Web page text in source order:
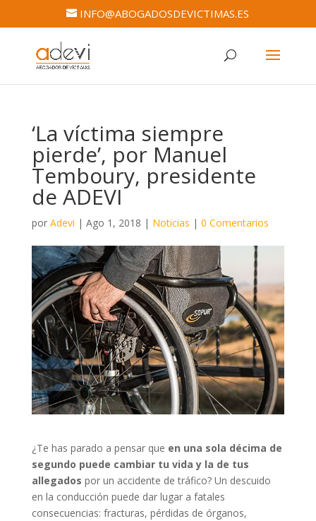
INFO@ABOGADOSDEVICTIMAS.ES
‘La víctima siempre
pierde’, por Manuel
Temboury, presidente
de ADEVI
por Adevi | Ago 1, 2018 | Noticias | 0 Comentarios
¿Te has parado a pensar que en una sola décima de
segundo puede cambiar tu vida y la de tus
allegados por un accidente de tráfico? Un descuido
en la conducción puede dar lugar a fatales
consecuencias: fracturas, pérdidas de órganos,